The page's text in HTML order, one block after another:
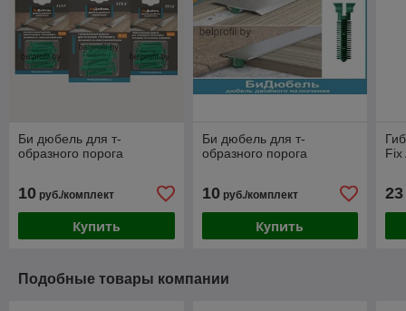
Би дюбель для т-
образного порога
10 руб./комплект
Купить
Би дюбель для т-
образного порога
10руб./комплект
Купить
23
Подобные товары компании